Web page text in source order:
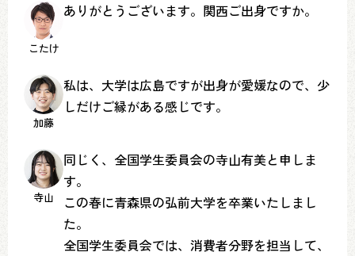
こたけ
ありがとうございます。関西ご出身ですか。
加藤
私は、大学は広島ですが出身が愛媛なので、少
しだけご縁がある感じです。
寺山
同じく、全国学生委員会の寺山有美と申しま
す。
この春に青森県の弘前大学を卒業いたしまし
た。
全国学生委員会では、消費者分野を担当して、